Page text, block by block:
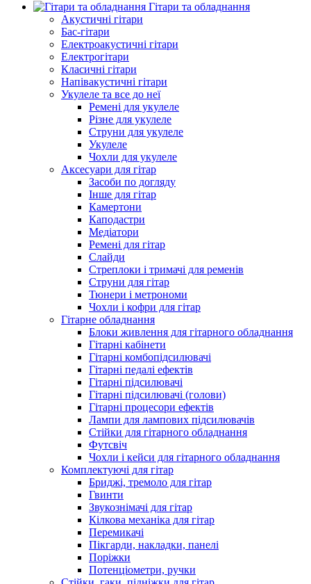
Гітари та обладнання
Акустичні гітари
Бас-гітари
Електроакустичні гітари
Електрогітари
Класичні гітари
Напівакустичні гітари
Укулеле та все до неї
Ремені для укулеле
Різне для укулеле
Струни для укулеле
Укулеле
Чохли для укулеле
Аксесуари для гітар
Засоби по догляду
Інше для гітар
Камертони
Каподастри
Медіатори
Ремені для гітар
Слайди
Стреплоки і тримачі для ременів
Струни для гітар
Тюнери і метрономи
Чохли і кофри для гітар
Гітарне обладнання
Блоки живлення для гітарного обладнання
Гітарні кабінети
Гітарні комбопідсилювачі
Гітарні педалі ефектів
Гітарні підсилювачі
Гітарні підсилювачі (голови)
Гітарні процесори ефектів
Лампи для лампових підсилювачів
Стійки для гітарного обладнання
Футсвіч
Чохли і кейси для гітарного обладнання
Комплектуючі для гітар
Бриджі, тремоло для гітар
Гвинти
Звукознімачі для гітар
Кілкова механіка для гітар
Перемикачі
Пікгарди, накладки, панелі
Поріжки
Потенціометри, ручки